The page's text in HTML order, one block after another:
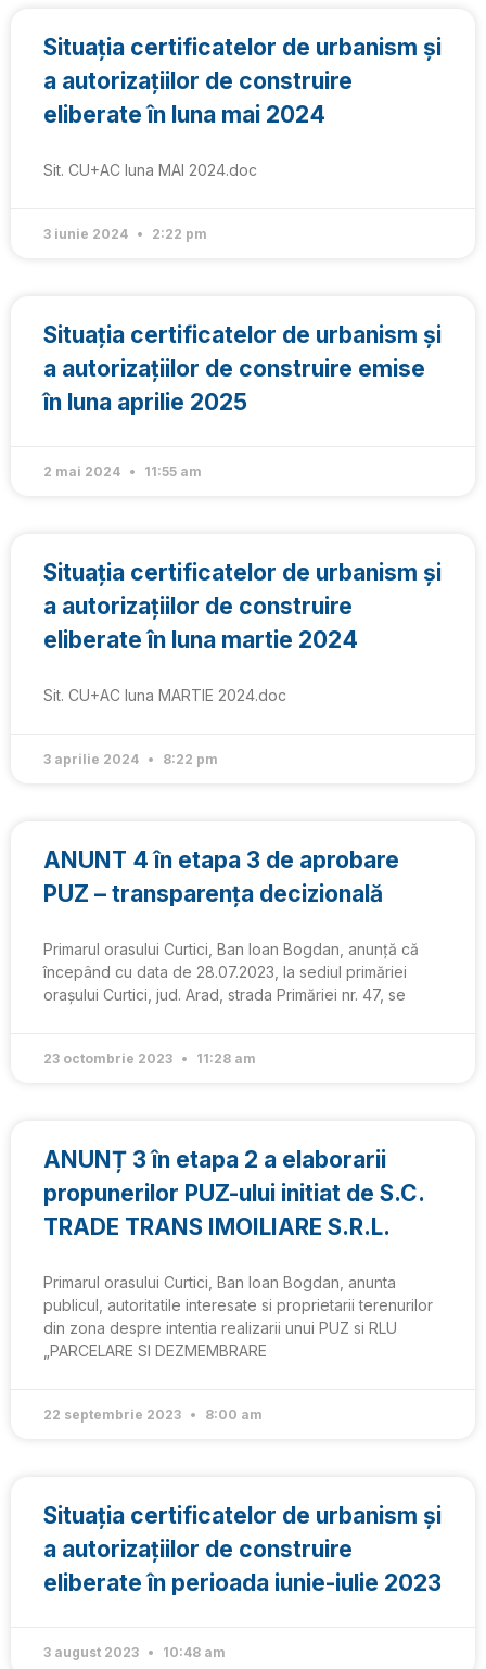
Situația certificatelor de urbanism și
a autorizațiilor de construire
eliberate în luna mai 2024
Sit. CU+AC luna MAI 2024.doc
3 iunie 2024 2:22 pm
Situația certificatelor de urbanism și
a autorizațiilor de construire emise
în luna aprilie 2025
2 mai 2024 11:55 am
Situația certificatelor de urbanism și
a autorizațiilor de construire
eliberate în luna martie 2024
Sit. CU+AC luna MARTIE 2024.doc
3 aprilie 2024 8:22 pm
ANUNT 4 în etapa 3 de aprobare
PUZ – transparența decizională
Primarul orasului Curtici, Ban Ioan Bogdan, anunță că
începând cu data de 28.07.2023, la sediul primăriei
orașului Curtici, jud. Arad, strada Primăriei nr. 47, se
23 octombrie 2023 11:28 am
ANUNȚ 3 în etapa 2 a elaborarii
propunerilor PUZ-ului initiat de S.C.
TRADE TRANS IMOILIARE S.R.L.
Primarul orasului Curtici, Ban Ioan Bogdan, anunta
publicul, autoritatile interesate si proprietarii terenurilor
din zona despre intentia realizarii unui PUZ si RLU
„PARCELARE SI DEZMEMBRARE
22 septembrie 2023 8:00 am
Situația certificatelor de urbanism și
a autorizațiilor de construire
eliberate în perioada iunie-iulie 2023
3 august 2023 10:48 am